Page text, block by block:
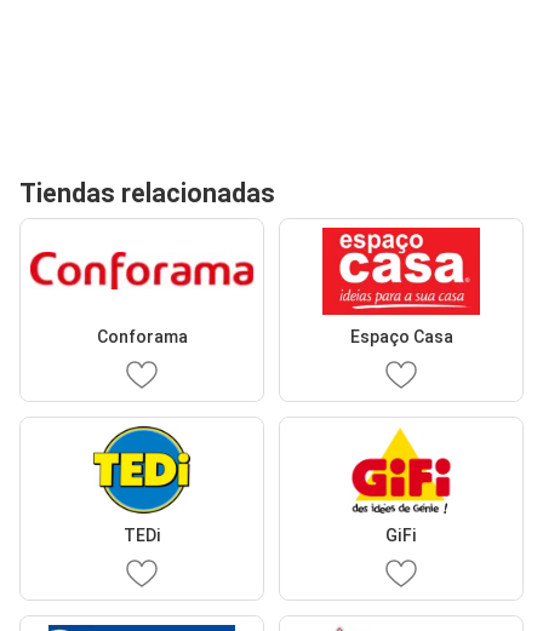
Tiendas relacionadas
Conforama Espaço Casa
TEDi GiFi